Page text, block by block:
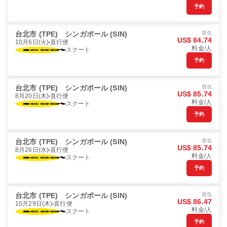
予約
台北市 (TPE) シンガポール (SIN)
10月6日(火) 直行便
スクート
最低
US$ 84.74
料金/人
予約
台北市 (TPE) シンガポール (SIN)
8月20日(木) 直行便
スクート
最低
US$ 85.74
料金/人
予約
台北市 (TPE) シンガポール (SIN)
8月26日(水) 直行便
スクート
最低
US$ 85.74
料金/人
予約
台北市 (TPE) シンガポール (SIN)
10月29日(木) 直行便
スクート
最低
US$ 86.47
料金/人
予約